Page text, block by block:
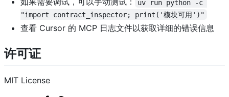
uv run python -c
"import contract_inspector; print('模块可用')"
查看 Cursor 的 MCP 日志文件以获取详细的错误信息
许可证
MIT License